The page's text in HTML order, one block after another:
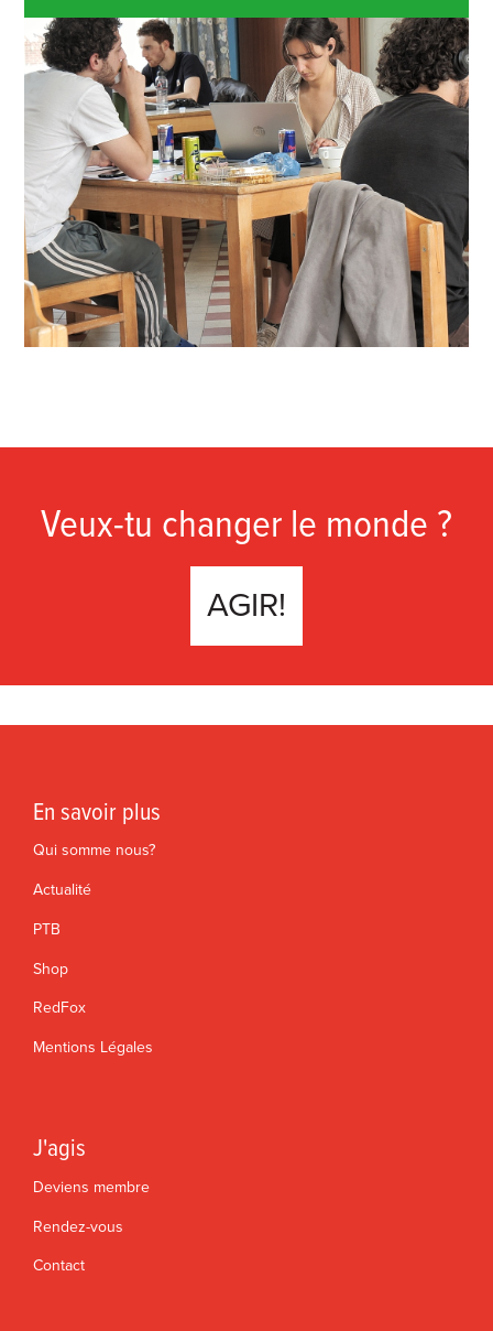
Veux-tu changer le monde ?
AGIR!
En savoir plus
Qui somme nous?
Actualité
PTB
Shop
RedFox
Mentions Légales
J'agis
Deviens membre
Rendez-vous
Contact